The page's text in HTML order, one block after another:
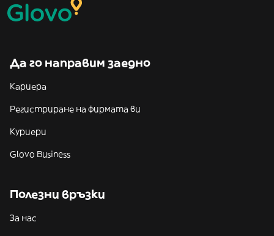
Да го направим заедно
Кариера
Регистриране на фирмата ви
Куриери
Glovo Business
Полезни връзки
За нас